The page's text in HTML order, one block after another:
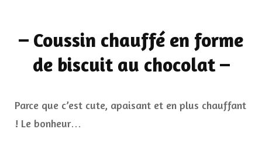
– Coussin chauffé en forme
de biscuit au chocolat–
Parce que c’est cute, apaisant et en plus chauffant
! Le bonheur…